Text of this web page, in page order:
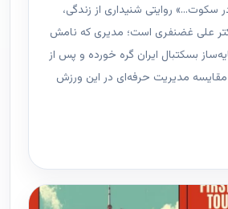
سکوت…» روایتی شنیداری از زندگی،
علی غضنفری است؛ مدیری که نامش
بسکتبال ایران گره خورده و پس از
مقایسه مدیریت حرفه‌ای در این ورزش